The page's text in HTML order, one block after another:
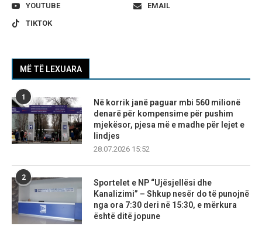
YOUTUBE
EMAIL
TIKTOK
MË TË LEXUARA
1
Në korrik janë paguar mbi 560 milionë
denarë për kompensime për pushim
mjekësor, pjesa më e madhe për lejet e
lindjes
28.07.2026 15:52
2
Sportelet e NP “Ujësjellësi dhe
Kanalizimi” – Shkup nesër do të punojnë
nga ora 7:30 deri në 15:30, e mërkura
është ditë jopune